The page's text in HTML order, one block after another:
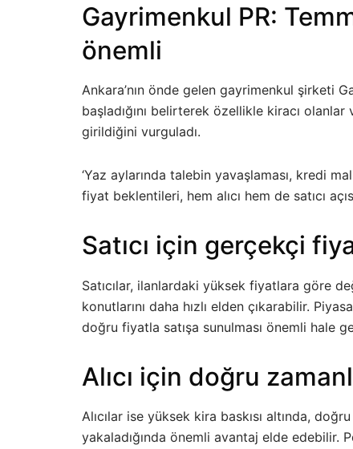
Gayrimenkul PR:
önemli
Ankara’nın önde gelen gayrimenkul şirketi
başladığını belirterek özellikle kiracı
girildiğini vurguladı.
‘Yaz aylarında talebin yavaşlaması, kredi
fiyat beklentileri, hem alıcı hem de satıcı
Satıcı için gerçekçi
Satıcılar, ilanlardaki yüksek fiyatlara göre
konutlarını daha hızlı elden çıkarabilir.
doğru fiyatla satışa sunulması önemli hale
Alıcı için doğru
Alıcılar ise yüksek kira baskısı altında,
yakaladığında önemli avantaj elde edebilir.